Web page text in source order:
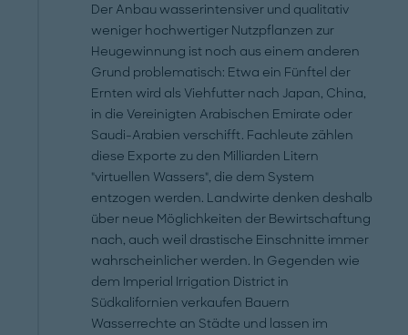
Der Anbau wasserintensiver und qualitativ
weniger hochwertiger Nutzpflanzen zur
Heugewinnung ist noch aus einem anderen
Grund problematisch: Etwa ein Fünftel der
Ernten wird als Viehfutter nach Japan, China,
in die Vereinigten Arabischen Emirate oder
Saudi-Arabien verschifft. Fachleute zählen
diese Exporte zu den Milliarden Litern
"virtuellen Wassers", die dem System
entzogen werden. Landwirte denken deshalb
über neue Möglichkeiten der Bewirtschaftung
nach, auch weil drastische Einschnitte immer
wahrscheinlicher werden. In Gegenden wie
dem Imperial Irrigation District in
Südkalifornien verkaufen Bauern
Wasserrechte an Städte und lassen im